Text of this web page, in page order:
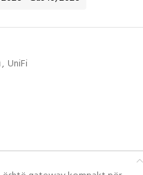
, UniFi